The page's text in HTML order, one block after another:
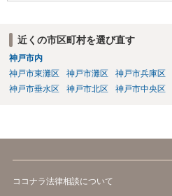
近くの市区町村を選び直す
神戸市内
神戸市東灘区
神戸市灘区 神戸市兵庫区
神戸市垂水区
神戸市北区 神戸市中央区
ココナラ法律相談について